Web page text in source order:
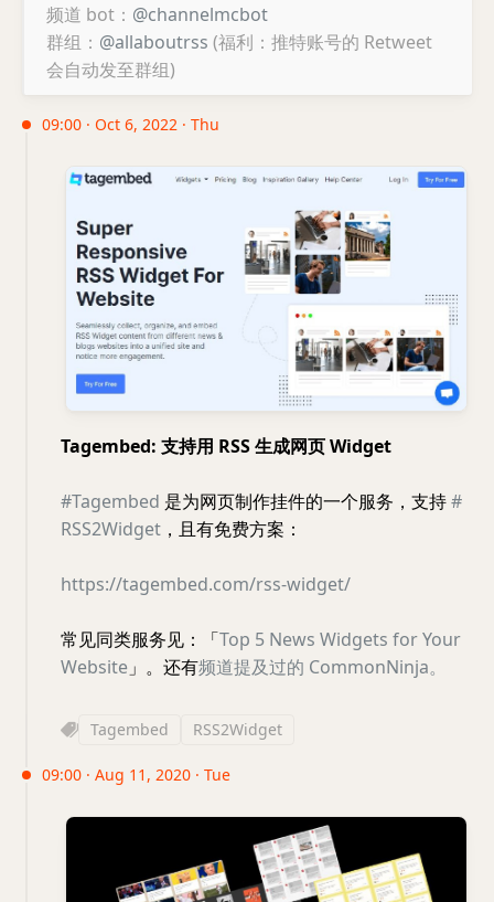
频道 bot： @channelmcbot
群组： @allaboutrss (福利：推特账号的 Retweet
会自动发至群组)
09:00 · Oct 6, 2022 · Thu
Tagembed: 支持用 RSS 生成网页 Widget
#Tagembed 是为网页制作挂件的一个服务，支持#
RSS2Widget ，且有免费方案：
https://tagembed.com/rss-widget/
常见同类服务见：「Top 5 News Widgets for Your
Website 」。还有频道提及过的 CommonNinja。
Tagembed RSS2Widget
09:00 · Aug 11, 2020 · Tue